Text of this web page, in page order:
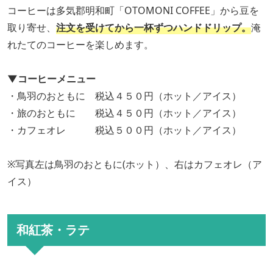
コーヒーは多気郡明和町「OTOMONI COFFEE」から豆を
取り寄せ、 注文を受けてから一杯ずつハンドドリップ。淹
れたてのコーヒーを楽しめます。
▼コーヒーメニュー
・鳥羽のおともに 税込４５０円（ホット／アイス）
・旅のおともに 税込４５０円（ホット／アイス）
・カフェオレ 税込５００円（ホット／アイス）
※写真左は鳥羽のおともに(ホット）、右はカフェオレ（ア
イス）
和紅茶・ラテ